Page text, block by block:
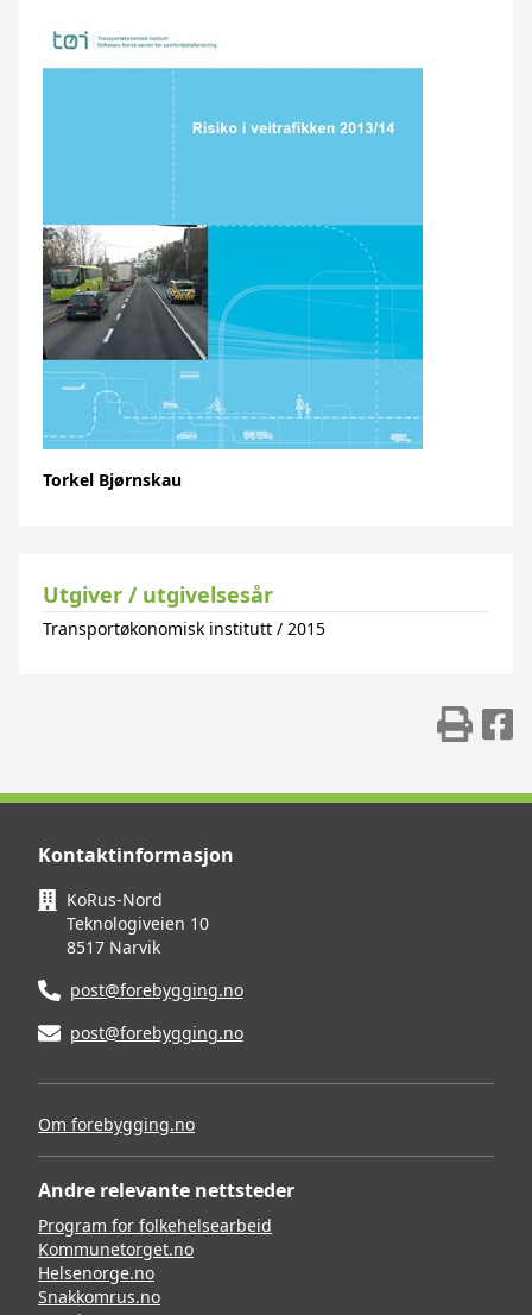
Torkel Bjørnskau
Utgiver / utgivelsesår
Transportøkonomisk institutt / 2015
Kontaktinformasjon
KoRus-Nord
Teknologiveien 10
8517 Narvik
post@forebygging.no
post@forebygging.no
Om forebygging.no
Andre relevante nettsteder
Program for folkehelsearbeid
Kommunetorget.no
Helsenorge.no
Snakkomrus.no